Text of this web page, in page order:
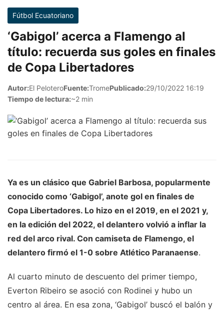
Fútbol Ecuatoriano
‘Gabigol’ acerca a Flamengo al
título: recuerda sus goles en finales
de Copa Libertadores
Autor:El PeloteroFuente:TromePublicado:29/10/2022 16:19
Tiempo de lectura:~2 min
Ya es un clásico que Gabriel Barbosa, popularmente
conocido como ‘Gabigol’, anote gol en finales de
Copa Libertadores. Lo hizo en el 2019, en el 2021 y,
en la edición del 2022, el delantero volvió a inflar la
red del arco rival. Con camiseta de Flamengo, el
delantero firmó el 1-0 sobre Atlético Paranaense.
Al cuarto minuto de descuento del primer tiempo,
Everton Ribeiro se asoció con Rodinei y hubo un
centro al área. En esa zona, ‘Gabigol’ buscó el balón y